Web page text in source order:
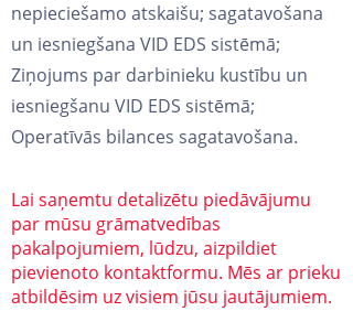
nepieciešamo atskaišu; sagatavošana
un iesniegšana VID EDS sistēmā;
Ziņojums par darbinieku kustību un
iesniegšanu VID EDS sistēmā;
Operatīvās bilances sagatavošana.
Lai saņemtu detalizētu piedāvājumu
par mūsu grāmatvedības
pakalpojumiem, lūdzu, aizpildiet
pievienoto kontaktformu. Mēs ar prieku
atbildēsim uz visiem jūsu jautājumiem.